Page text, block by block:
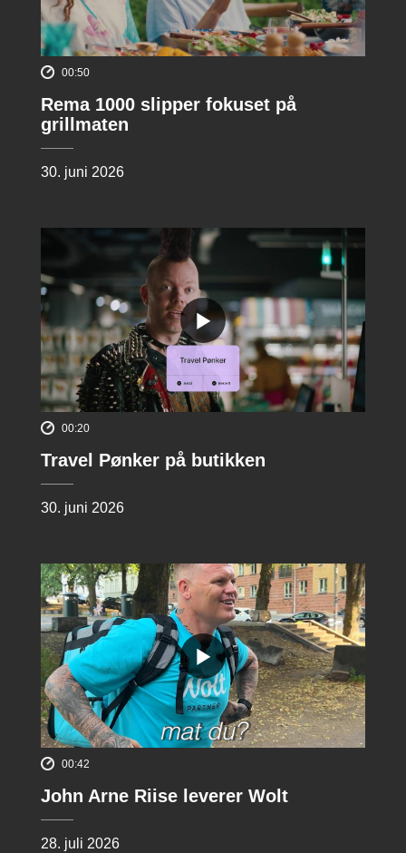
00:50
Rema 1000 slipper fokuset på
grillmaten
30. juni 2026
00:20
Travel Pønker på butikken
30. juni 2026
00:42
John Arne Riise leverer Wolt
28. juli 2026